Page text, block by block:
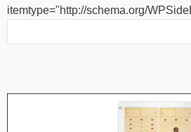
itemtype="http://schema.org/